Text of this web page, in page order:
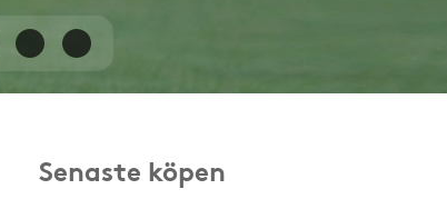
Senaste köpen